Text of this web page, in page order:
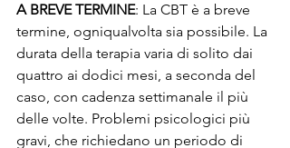
A BREVE TERMINE: La CBT è a breve
termine, ogniqualvolta sia possibile. La
durata della terapia varia di solito dai
quattro ai dodici mesi, a seconda del
caso, con cadenza settimanale il più
delle volte. Problemi psicologici più
gravi, che richiedano un periodo di